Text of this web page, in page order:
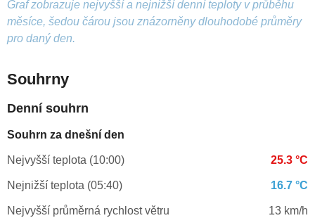
Graf zobrazuje nejvyšší a nejnižší denní teploty v průběhu
měsíce, šedou čárou jsou znázorněny dlouhodobé průměry
pro daný den.
Souhrny
Denní souhrn
Souhrn za dnešní den
Nejvyšší teplota (10:00) 25.3 °C
Nejnižší teplota (05:40) 16.7 °C
Nejvyšší průměrná rychlost větru
13 km/h